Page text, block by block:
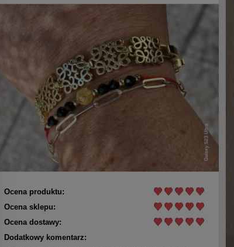
Ocena produktu:
Ocena sklepu:
Ocena dostawy:
Dodatkowy komentarz: